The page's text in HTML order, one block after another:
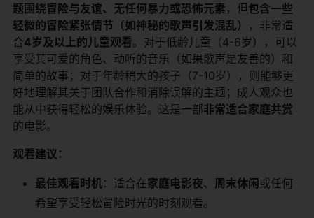
题围绕冒险与友谊、无任何暴力或恐怖元素​ ​，但​​包含一些
轻微的冒险紧张情节（如神秘的歌声引发混乱）​
​，非常适
合​​4岁及以上的儿童观看​​。对于低龄儿童（4-6岁），可以
享受其可爱的角色、动听的音乐（如果歌声是友善的）和
简单的故事；对于年龄稍大的孩子（7-10岁），则能够更
好地理解其关于团队合作和消除误解的主题；成人观众也
能从中获得轻松的娱乐体验。这是一部​​非常适合家庭共赏​
的电影。
​观看建议：​
​最佳观看时机​​：适合在​​家庭电影夜​​、​ ​周末休闲​​或任何
希望享受轻松冒险时光的时刻观看。